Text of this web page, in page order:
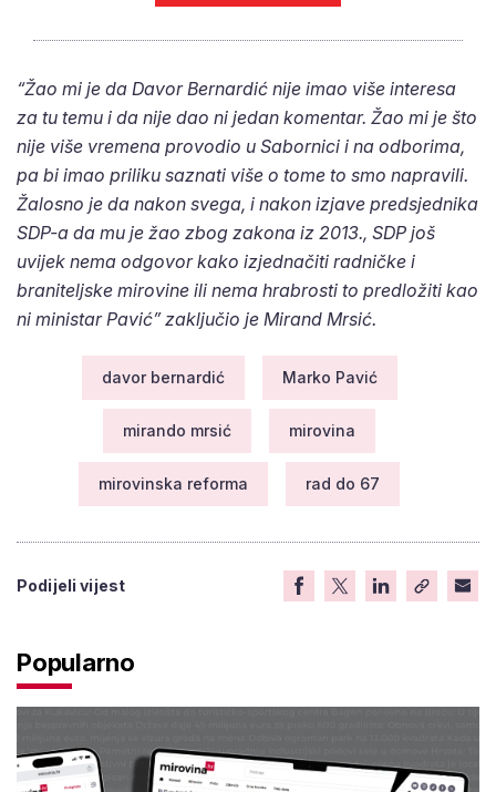
“Žao mi je da Davor Bernardić nije imao više interesa
za tu temu i da nije dao ni jedan komentar. Žao mi je što
nije više vremena provodio u Sabornici i na odborima,
pa bi imao priliku saznati više o tome to smo napravili.
Žalosno je da nakon svega, i nakon izjave predsjednika
SDP-a da mu je žao zbog zakona iz 2013., SDP još
uvijek nema odgovor kako izjednačiti radničke i
braniteljske mirovine ili nema hrabrosti to predložiti kao
ni ministar Pavić” zaključio je Mirand Mrsić.
davor bernardić Marko Pavić
mirando mrsić mirovina
mirovinska reforma rad do 67
Podijeli vijest
Popularno